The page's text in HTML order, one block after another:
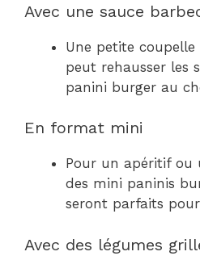
Avec une sauce
Une petite coupelle
peut rehausser les
panini burger au
En format mini
Pour un apéritif ou
des mini paninis
seront parfaits
Avec des légumes